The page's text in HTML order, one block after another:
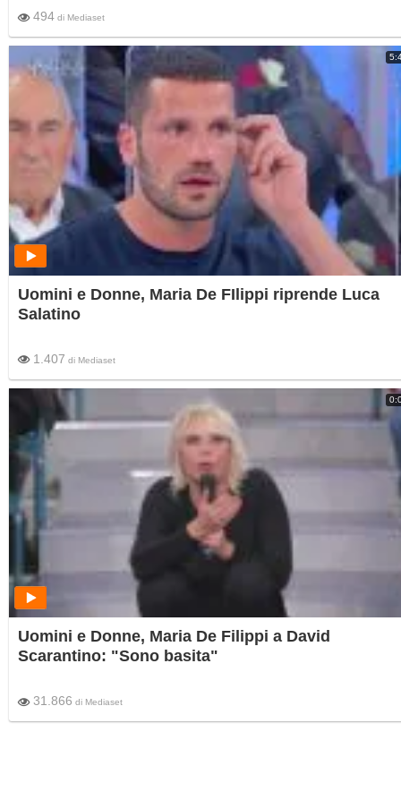
494 di Mediaset
Uomini e Donne, Maria De FIlippi riprende Luca
Salatino
1.407 di Mediaset
Uomini e Donne, Maria De Filippi a David
Scarantino: "Sono basita"
31.866 di Mediaset